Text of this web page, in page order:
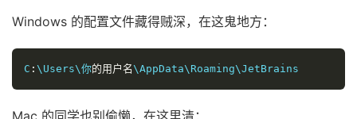
Windows 的配置文件藏得贼深，在这鬼地方：
C : \Users\你的用户名\AppData\Roaming\JetBrains
Mac 的同学也别偷懒，在这里清：